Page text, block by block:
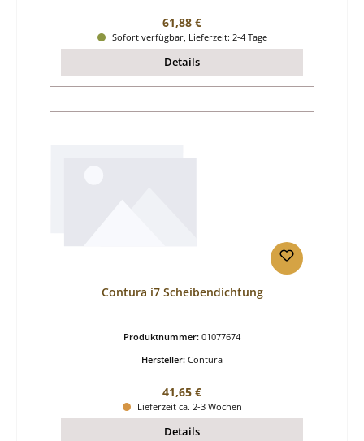
Regulärer Preis:
61,88 €
Sofort verfügbar, Lieferzeit: 2-4 Tage
Details
Contura i7 Scheibendichtung
Produktnummer: 01077674
Hersteller: Contura
Regulärer Preis:
41,65 €
Lieferzeit ca. 2-3 Wochen
Details